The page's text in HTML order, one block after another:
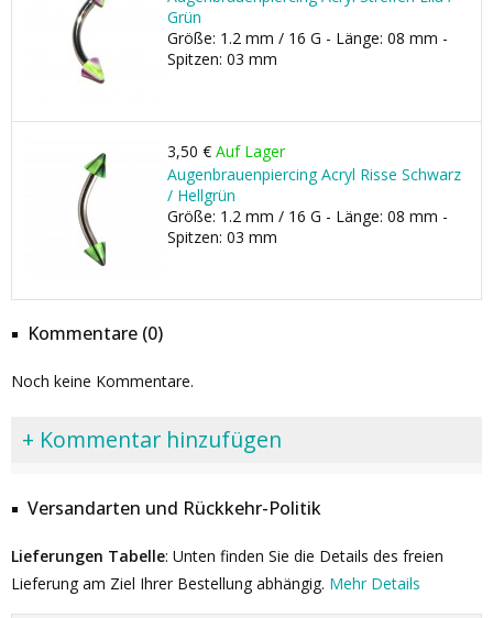
Grün
Größe: 1.2 mm / 16 G - Länge: 08 mm -
Spitzen: 03 mm
3,50 € Auf Lager
Augenbrauenpiercing Acryl Risse Schwarz
/ Hellgrün
Größe: 1.2 mm / 16 G - Länge: 08 mm -
Spitzen: 03 mm
Kommentare (0)
Noch keine Kommentare.
+ Kommentar hinzufügen
Versandarten und Rückkehr-Politik
Lieferungen Tabelle: Unten finden Sie die Details des freien
Lieferung am Ziel Ihrer Bestellung abhängig. Mehr Details